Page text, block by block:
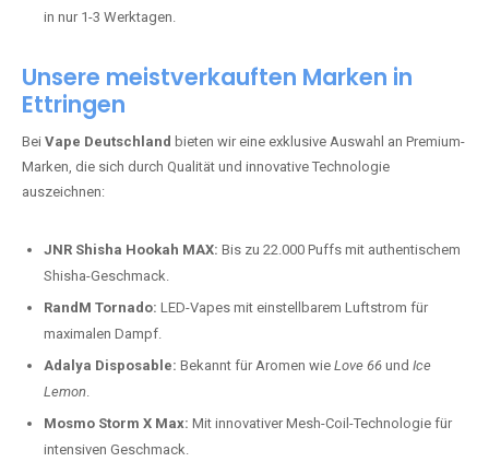
in nur 1-3 Werktagen.
Unsere meistverkauften Marken in
Ettringen
Bei Vape Deutschland bieten wir eine exklusive Auswahl an Premium-
Marken, die sich durch Qualität und innovative Technologie
auszeichnen:
JNR Shisha Hookah MAX: Bis zu 22.000 Puffs mit authentischem
Shisha-Geschmack.
RandM Tornado: LED-Vapes mit einstellbarem Luftstrom für
maximalen Dampf.
Adalya Disposable: Bekannt für Aromen wie Love 66 und Ice
Lemon.
Mosmo Storm X Max: Mit innovativer Mesh-Coil-Technologie für
intensiven Geschmack.